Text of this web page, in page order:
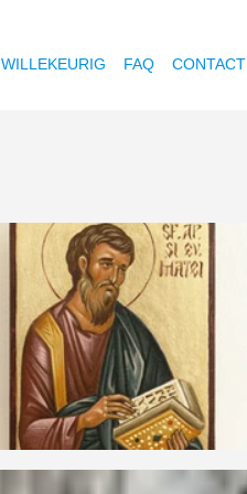
WILLEKEURIG FAQ CONTACT